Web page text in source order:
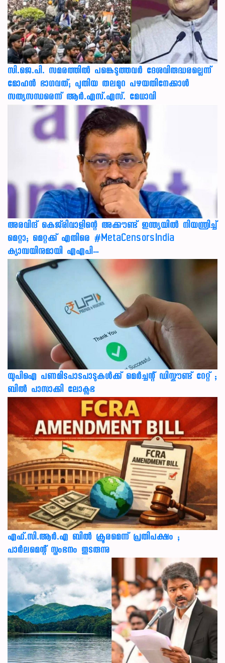
സി.ജെ.പി. സമരത്തിൽ പങ്കെടുത്തവർ ദേശവിരുദ്ധരല്ലെന്ന്
മോഹൻ ഭാഗവത്; പുതിയ തലമുറ പഴയതിനേക്കാൾ
സത്യസന്ധരെന്ന് ആർ.എസ്.എസ്. മേധാവി
അരവിന്ദ് കെജ്‌രിവാളിന്റെ അക്കൗണ്ട് ഇന്ത്യയിൽ നിയന്ത്രിച്ച്
മെറ്റാ; മെറ്റക്ക് എതിരെ #MetaCensorsIndia
ക്യാമ്പയിനുമായി എഎപി…
യുപിഐ പണമിടപാടപാടുകൾക്ക് മെർച്ചന്റ് ഡിസ്കൗണ്ട് റേറ്റ് ;
ബിൽ പാസാക്കി ലോക്സഭ
എഫ്.സി.ആർ.എ ബിൽ ക്രൂരമെന്ന് പ്രതിപക്ഷം ;
പാർലമെന്റ് സ്തംഭനം തുടരുന്നു